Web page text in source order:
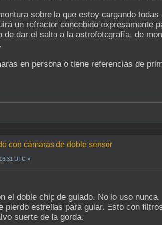
sobre la que estoy cargando
un refractor concebido expresamente
de dar el salto a la astrofotografía, de
en persona o tiene referencias de
con cámaras de doble sensor
UTC »
el doble chip de guiado. No lo uso
pierdo estrellas para guiar. Esto con
suerte de la gorda.